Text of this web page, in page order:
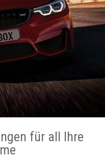
für all Ihre